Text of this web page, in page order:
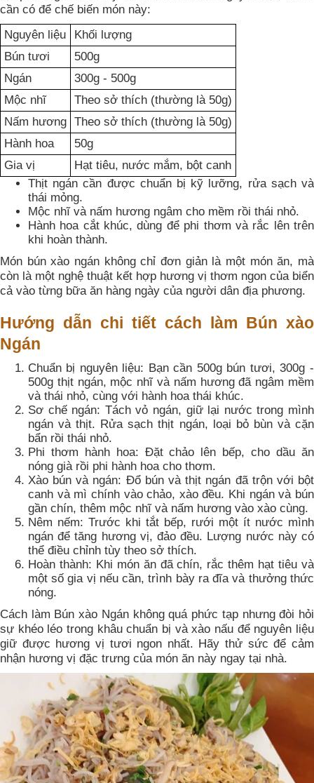
cần có để chế biến món này:
Nguyên liệu
Khối lượng
Bún tươi
500g
Ngán
300g - 500g
Mộc nhĩ
Theo sở thích (thường là 50g)
Nấm hương Theo sở thích (thường là 50g)
Hành hoa
50g
Gia vị
Hạt tiêu, nước mắm, bột canh
Thịt ngán cần được chuẩn bị kỹ lưỡng, rửa sạch và
thái mỏng.
Mộc nhĩ và nấm hương ngâm cho mềm rồi thái nhỏ.
Hành hoa cắt khúc, dùng để phi thơm và rắc lên trên
khi hoàn thành.
Món bún xào ngán không chỉ đơn giản là một món ăn, mà
còn là một nghệ thuật kết hợp hương vị thơm ngon của biển
cả vào từng bữa ăn hàng ngày của người dân địa phương.
Hướng dẫn chi tiết cách làm Bún xào
Ngán
Chuẩn bị nguyên liệu: Bạn cần 500g bún tươi, 300g -
500g thịt ngán, mộc nhĩ và nấm hương đã ngâm mềm
và thái nhỏ, cùng với hành hoa thái khúc.
Sơ chế ngán: Tách vỏ ngán, giữ lại nước trong mình
ngán và thịt. Rửa sạch thịt ngán, loại bỏ bùn và cặn
bẩn rồi thái nhỏ.
Phi thơm hành hoa: Đặt chảo lên bếp, cho dầu ăn
nóng già rồi phi hành hoa cho thơm.
Xào bún và ngán: Đổ bún và thịt ngán đã trộn với bột
canh và mì chính vào chảo, xào đều. Khi ngán và bún
gần chín, thêm mộc nhĩ và nấm hương vào xào cùng.
Nêm nếm: Trước khi tắt bếp, rưới một ít nước mình
ngán để tăng hương vị, đảo đều. Lượng nước này có
thể điều chỉnh tùy theo sở thích.
Hoàn thành: Khi món ăn đã chín, rắc thêm hạt tiêu và
một số gia vị nếu cần, trình bày ra đĩa và thưởng thức
nóng.
Cách làm Bún xào Ngán không quá phức tạp nhưng đòi hỏi
sự khéo léo trong khâu chuẩn bị và xào nấu để nguyên liệu
giữ được hương vị tươi ngon nhất. Hãy thử sức để cảm
nhận hương vị đặc trưng của món ăn này ngay tại nhà.